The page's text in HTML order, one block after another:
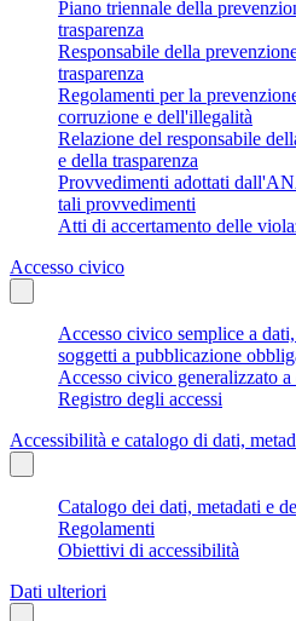
Piano triennale della
trasparenza
Responsabile della
trasparenza
Regolamenti per la
corruzione e dell'illegalità
Relazione del responsabile
e della trasparenza
Provvedimenti adottati
tali provvedimenti
Atti di accertamento delle
Accesso civico
Accesso civico semplice a
soggetti a pubblicazione
Accesso civico generalizzato
Registro degli accessi
Accessibilità e catalogo di dati,
Catalogo dei dati, metadati e
Regolamenti
Obiettivi di accessibilità
Dati ulteriori